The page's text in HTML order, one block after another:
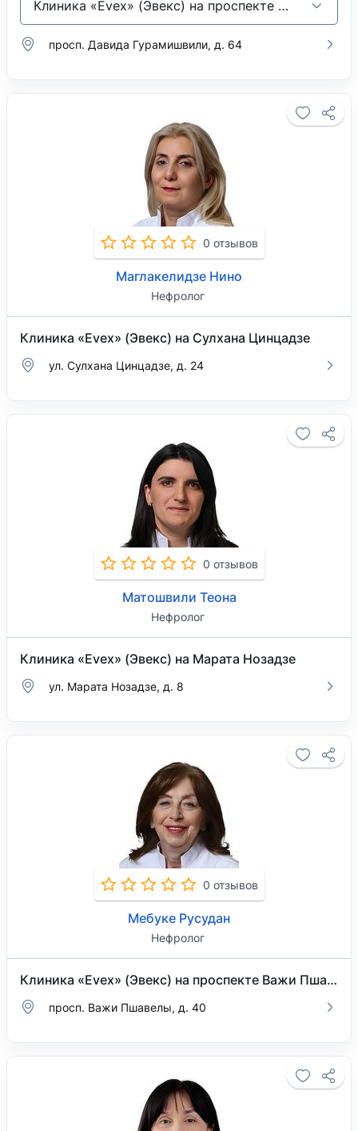
Клиника «Evex» (Эвекс) на проспекте Давида Гурамишвили
просп. Давида Гурамишвили, д. 64
0 отзывов
Маглакелидзе Нино
Нефролог
Клиника «Evex» (Эвекс) на Сулхана Цинцадзе
ул. Сулхана Цинцадзе, д. 24
0 отзывов
Матошвили Теона
Нефролог
Клиника «Evex» (Эвекс) на Марата Нозадзе
ул. Марата Нозадзе, д. 8
0 отзывов
Мебуке Русудан
Нефролог
Клиника «Evex» (Эвекс) на проспекте Важи Пшавелы
просп. Важи Пшавелы, д. 40